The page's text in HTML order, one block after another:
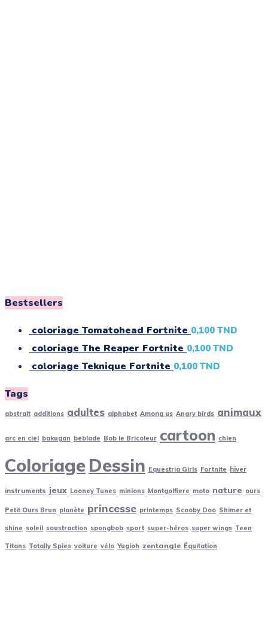
Bestsellers
coloriage Tomatohead Fortnite 0,100 TND
coloriage The Reaper Fortnite 0,100 TND
coloriage Teknique Fortnite 0,100 TND
Tags
abstrait additions adultes alphabet Among us Angry birds animaux
arc en ciel bakugan beblade Bob le Bricoleur cartoon chien
ColoriageDessin Equestria Girls Fortnite hiver
instruments jeux Looney Tunes minions Montgolfiere moto nature ours
Petit Ours Brun planète princesse printemps Scooby Doo Shimer et
shine soleil soustraction spongbob sport super-héros super wings Teen
Titans Totally Spies voiture vélo Yugioh zentangle Équitation